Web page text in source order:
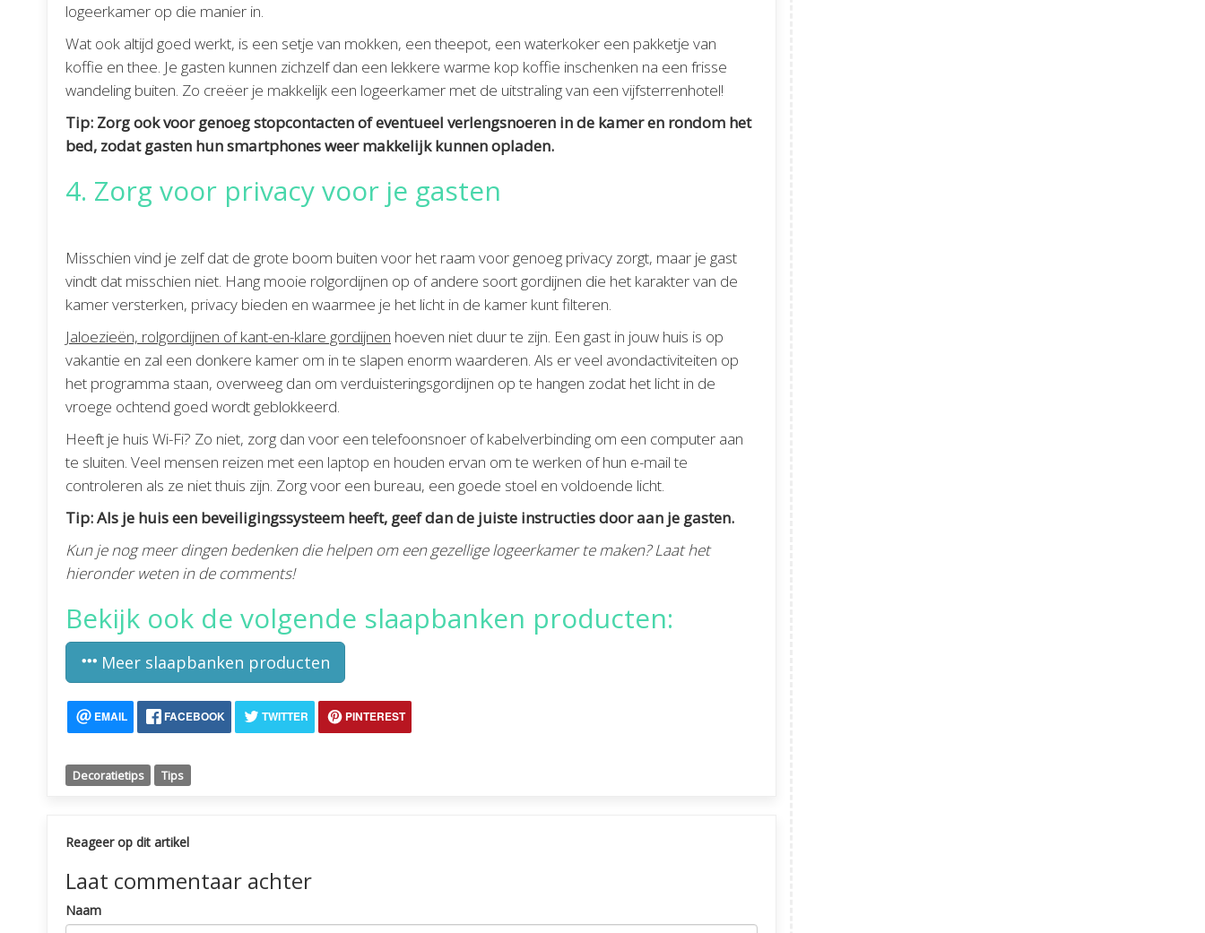
logeerkamer op die manier in.
Wat ook altijd goed werkt, is een setje van mokken, een theepot, een waterkoker een pakketje van
koffie en thee. Je gasten kunnen zichzelf dan een lekkere warme kop koffie inschenken na een frisse
wandeling buiten. Zo creëer je makkelijk een logeerkamer met de uitstraling van een vijfsterrenhotel!
Tip: Zorg ook voor genoeg stopcontacten of eventueel verlengsnoeren in de kamer en rondom het
bed, zodat gasten hun smartphones weer makkelijk kunnen opladen.
4. Zorg voor privacy voor je gasten
Misschien vind je zelf dat de grote boom buiten voor het raam voor genoeg privacy zorgt, maar je gast
vindt dat misschien niet. Hang mooie rolgordijnen op of andere soort gordijnen die het karakter van de
kamer versterken, privacy bieden en waarmee je het licht in de kamer kunt filteren.
Jaloezieën, rolgordijnen of kant-en-klare gordijnen hoeven niet duur te zijn. Een gast in jouw huis is op
vakantie en zal een donkere kamer om in te slapen enorm waarderen. Als er veel avondactiviteiten op
het programma staan, overweeg dan om verduisteringsgordijnen op te hangen zodat het licht in de
vroege ochtend goed wordt geblokkeerd.
Heeft je huis Wi-Fi? Zo niet, zorg dan voor een telefoonsnoer of kabelverbinding om een computer aan
te sluiten. Veel mensen reizen met een laptop en houden ervan om te werken of hun e-mail te
controleren als ze niet thuis zijn. Zorg voor een bureau, een goede stoel en voldoende licht.
Tip: Als je huis een beveiligingssysteem heeft, geef dan de juiste instructies door aan je gasten.
Kun je nog meer dingen bedenken die helpen om een gezellige logeerkamer te maken? Laat het
hieronder weten in de comments!
Bekijk ook de volgende slaapbanken producten:
Meer slaapbanken producten
EMAIL FACEBOOK TWITTER PINTEREST
Decoratietips Tips
Reageer op dit artikel
Laat commentaar achter
Naam